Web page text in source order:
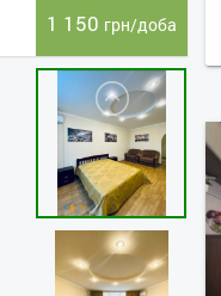
1 150 грн/доба